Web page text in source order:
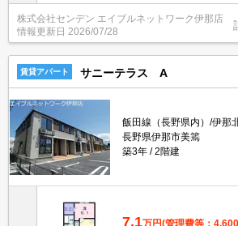
株式会社センデン エイブルネットワーク伊那店
情報更新日 2026/07/28
賃貸アパート サニーテラス A
飯田線（長野県内）/伊那
長野県伊那市美篶
築3年
2階建
7.1万円(管理費等：